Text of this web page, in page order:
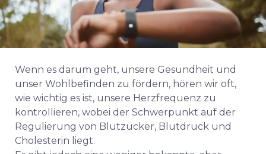
Wenn es darum geht, unsere Gesundheit und
unser Wohlbefinden zu fördern, hören wir oft,
wie wichtig es ist, unsere Herzfrequenz zu
kontrollieren, wobei der Schwerpunkt auf der
Regulierung von Blutzucker, Blutdruck und
Cholesterin liegt.